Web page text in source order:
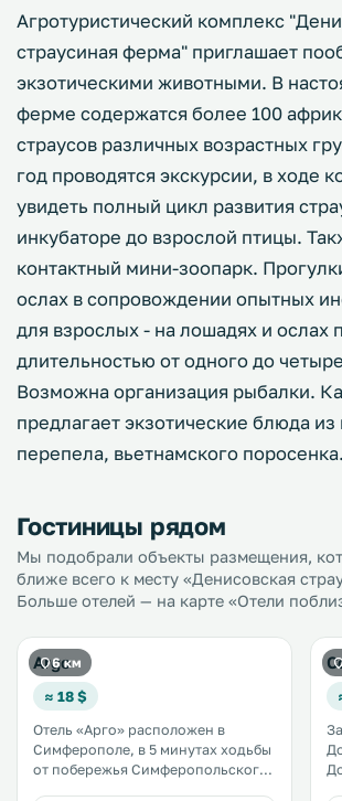
Агротуристический комплекс
страусиная ферма" приглашает
экзотическими животными. В
ферме содержатся более 100
страусов различных возрастных
год проводятся экскурсии, в ходе
увидеть полный цикл развития
инкубаторе до взрослой птицы.
контактный мини-зоопарк.
ослах в сопровождении опытных
для взрослых - на лошадях и ослах
длительностью от одного до
Возможна организация рыбалки.
предлагает экзотические блюда из
перепела, вьетнамского поросенка.
Гостиницы рядом
Мы подобрали объекты размещения,
ближе всего к месту «Денисовская
Больше отелей — на карте «Отели
6 км
Argo
≈ 18 $
Отель «Арго» расположен в
Симферополе, в 5 минутах ходьбы
от побережья Симферопольского